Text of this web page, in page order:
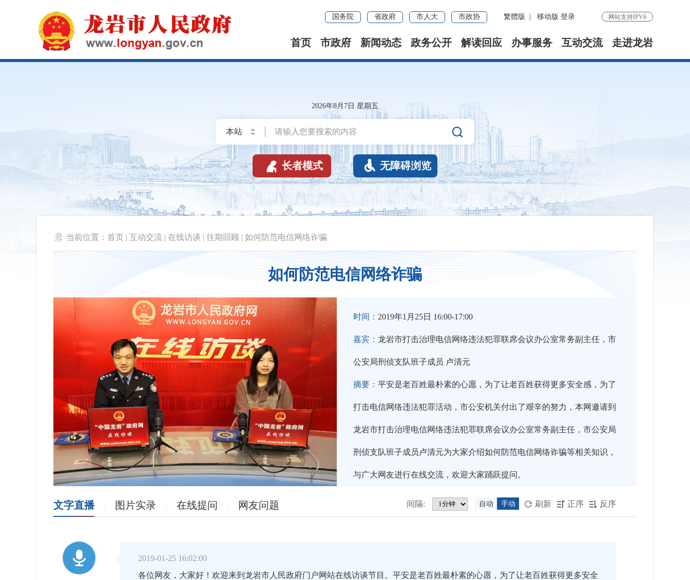
国务院 省政府 市人大 市政协 繁體版 移动版 登录 网站支持IPV6
首页 市政府 新闻动态 政务公开 解读回应 办事服务 互动交流 走进龙岩
2026年8月7日 星期五

 长者模式  无障碍浏览
 当前位置： 首页 | 互动交流 | 在线访谈 | 往期回顾 | 如何防范电信网络诈骗
如何防范电信网络诈骗
时间： 2019年1月25日 16:00-17:00
嘉宾： 龙岩市打击治理电信网络违法犯罪联席会议办公室常务副主任，市
公安局刑侦支队班子成员 卢清元
摘要： 平安是老百姓最朴素的心愿，为了让老百姓获得更多安全感，为了
打击电信网络违法犯罪活动，市公安机关付出了艰辛的努力，本网邀请到
龙岩市打击治理电信网络违法犯罪联席会议办公室常务副主任，市公安局
刑侦支队班子成员卢清元为大家介绍如何防范电信网络诈骗等相关知识，
与广大网友进行在线交流，欢迎大家踊跃提问。
文字直播 图片实录 在线提问 网友问题 间隔: 自动 手动  刷新  正序  反序

2019-01-25 16:02:00
各位网友，大家好！欢迎来到龙岩市人民政府门户网站在线访谈节目。平安是老百姓最朴素的心愿，为了让老百姓获得更多安全